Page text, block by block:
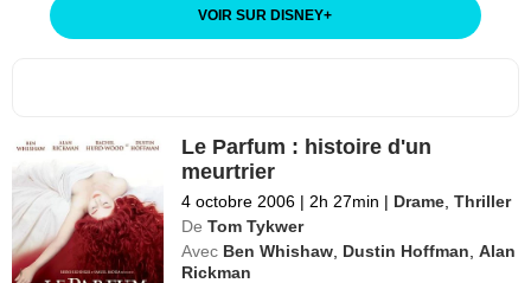
VOIR SUR DISNEY+
Le Parfum : histoire d'un
meurtrier
4 octobre 2006 | 2h 27min | Drame ,Thriller
De Tom Tykwer
Avec Ben Whishaw Dustin Hoffman ,Alan
Rickman